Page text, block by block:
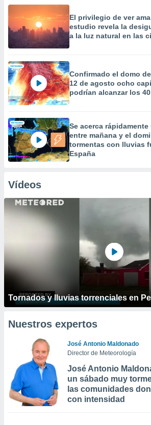
El privilegio de ver
estudio revela la
a la luz natural en las
Confirmado el domo
12 de agosto ocho
podrían alcanzar los 40
Se acerca
entre mañana y el
tormentas con lluvias
España
Vídeos
Tornados y lluvias torrenciales en
Nuestros expertos
José Antonio Maldonado
Director de Meteorología
José Antonio
un sábado muy
las comunidades
con intensidad